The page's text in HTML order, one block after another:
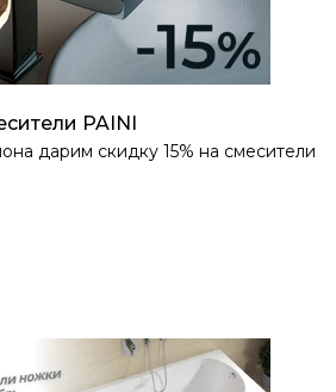
PAINI
дарим скидку 15% на cмесители